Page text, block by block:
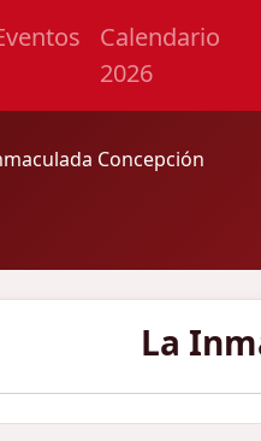
Calendario
2026
Concepción
La